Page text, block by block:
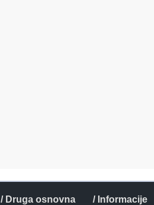
/ Druga osnovna
/ Informacije